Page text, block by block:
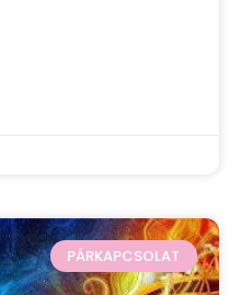
PÁRKAPCSOLAT